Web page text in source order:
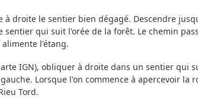
à droite le sentier bien dégagé. Descendre
sentier qui suit l'orée de la forêt. Le chemin
l'étang.
IGN), obliquer à droite dans un sentier qui
Lorsque l'on commence à apercevoir la
Tord.